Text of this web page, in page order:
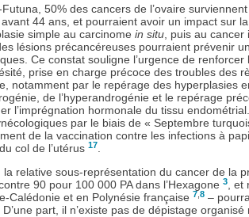
Futuna, 50% des cancers de l’ovaire
avant 44 ans, et pourraient avoir un impact sur
simple au carcinome in situ , puis au
lésions précancéreuses pourraient prévenir
Ce constat souligne l’urgence de
prise en charge précoce des troubles des
notamment par le repérage des hyperplasies
de l’hyperandrogénie et le repérage
l’imprégnation hormonale du tissu
par le biais de « Septembre
de la vaccination contre les infections à
col de l’utérus 17
la relative sous-représentation du cancer de la
90 pour 100 000 PA dans l’Hexagone 3
,
Calédonie et en Polynésie française 7,8 –
part, il n’existe pas de dépistage